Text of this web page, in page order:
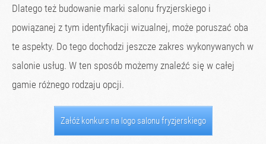
Dlatego też budowanie marki salonu fryzjerskiego i
powiązanej z tym identyfikacji wizualnej, może poruszać oba
te aspekty. Do tego dochodzi jeszcze zakres wykonywanych w
salonie usług. W ten sposób możemy znaleźć się w całej
gamie różnego rodzaju opcji.
Załóż konkurs na logo salonu fryzjerskiego